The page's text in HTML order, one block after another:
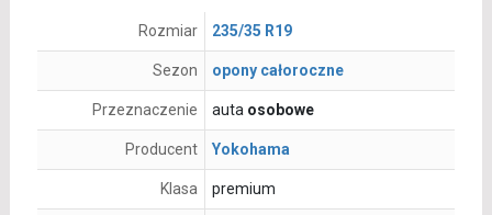
Rozmiar 235/35 R19
Sezon opony całoroczne
Przeznaczenie auta osobowe
Producent Yokohama
Klasa premium